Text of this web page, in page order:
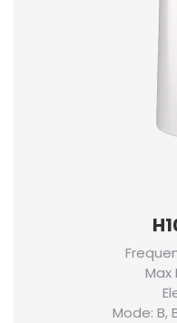
Max
Mode: B,